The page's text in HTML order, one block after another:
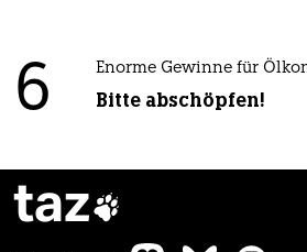
6 Enorme Gewinne für
Bitte abschöpfen!
taz